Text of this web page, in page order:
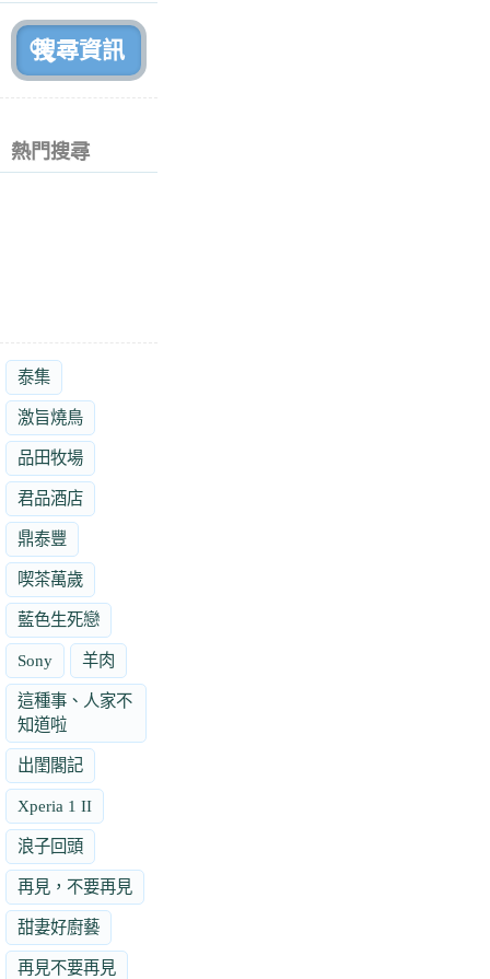
熱門搜尋
泰集
激旨燒鳥
品田牧場
君品酒店
鼎泰豐
喫茶萬歲
藍色生死戀
Sony 羊肉
這種事、人家不
知道啦
出閨閣記
Xperia 1 II
浪子回頭
再見，不要再見
甜妻好廚藝
再見不要再見